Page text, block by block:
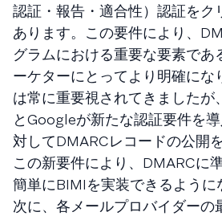
認証・報告・適合性）認証をク
あります。この要件により、
グラムにおける重要な要素であ
ーケターにとってより明確にな
は常に重要視されてきました
とGoogleが新たな認証要件を
対してDMARCレコードの公開
この新要件により、DMARCに
簡単にBIMIを実装できるように
次に、各メールプロバイダーの